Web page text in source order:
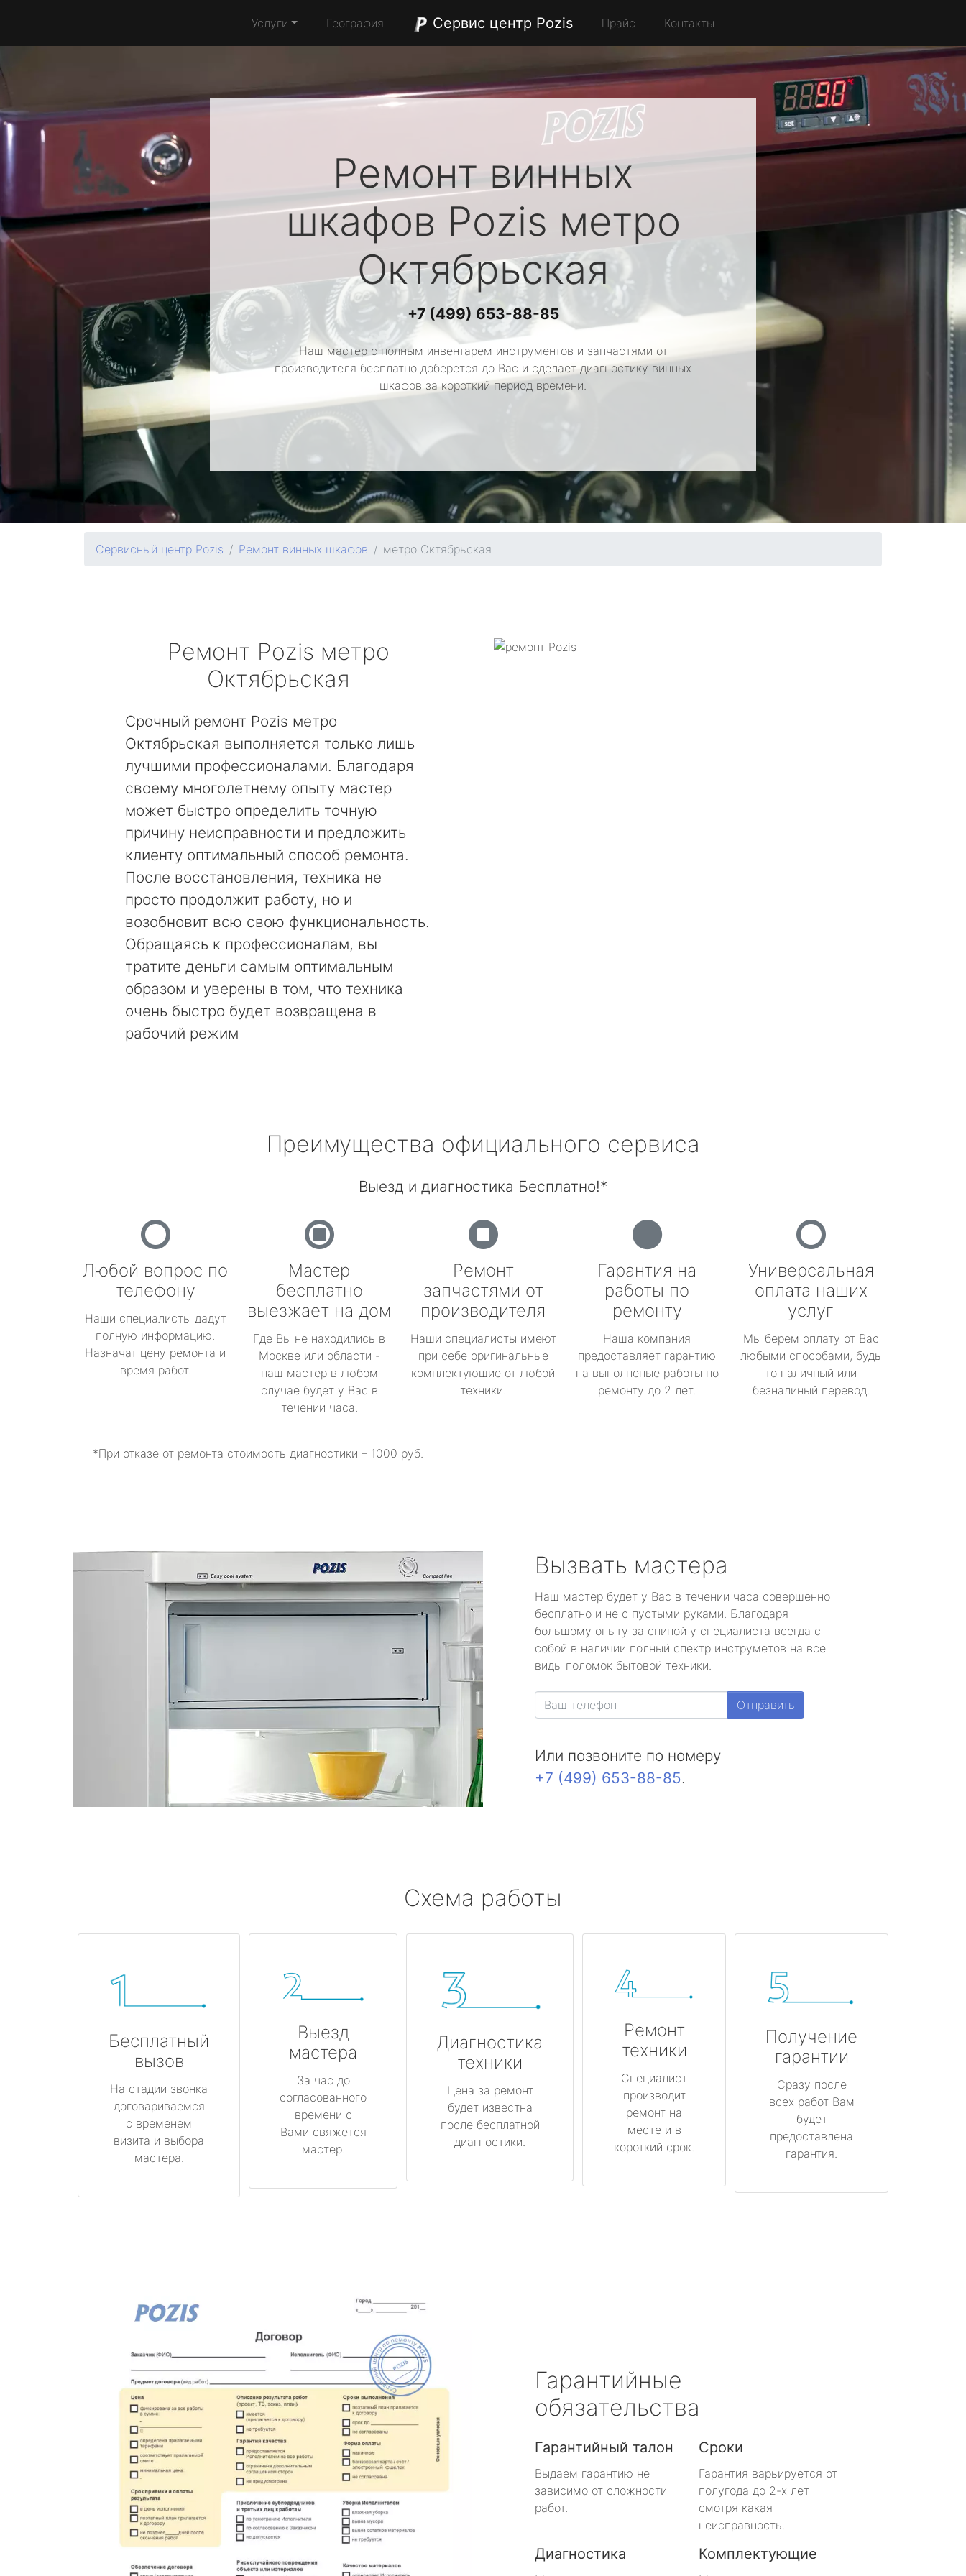
Услуги География Сервис центр Pozis Прайс Контакты
Ремонт винных
шкафов Pozis метро
Октябрьская
+7 (499) 653-88-85
Наш мастер с полным инвентарем инструментов и запчастями от
производителя бесплатно доберется до Вас и сделает диагностику винных
шкафов за короткий период времени.
Сервисный центр Pozis Ремонт винных шкафов метро Октябрьская
Ремонт Pozis метро
Октябрьская
Срочный ремонт Pozis метро
Октябрьская выполняется только лишь
лучшими профессионалами. Благодаря
своему многолетнему опыту мастер
может быстро определить точную
причину неисправности и предложить
клиенту оптимальный способ ремонта.
После восстановления, техника не
просто продолжит работу, но и
возобновит всю свою функциональность.
Обращаясь к профессионалам, вы
тратите деньги самым оптимальным
образом и уверены в том, что техника
очень быстро будет возвращена в
рабочий режим
Преимущества официального сервиса
Выезд и диагностика Бесплатно!*
Любой вопрос по
телефону
Наши специалисты дадут
полную информацию.
Назначат цену ремонта и
время работ.
Мастер
бесплатно
выезжает на дом
Где Вы не находились в
Москве или области -
наш мастер в любом
случае будет у Вас в
течении часа.
Ремонт
запчастями от
производителя
Наши специалисты имеют
при себе оригинальные
комплектующие от любой
техники.
Гарантия на
работы по
ремонту
Наша компания
предоставляет гарантию
на выполненые работы по
ремонту до 2 лет.
Универсальная
оплата наших
услуг
Мы берем оплату от Вас
любыми способами, будь
то наличный или
безналиный перевод.
*При отказе от ремонта стоимость диагностики – 1000 руб.
Вызвать мастера
Наш мастер будет у Вас в течении часа совершенно
бесплатно и не с пустыми руками. Благодаря
большому опыту за спиной у специалиста всегда с
собой в наличии полный спектр инструметов на все
виды поломок бытовой техники.
Отправить
Или позвоните по номеру
+7 (499) 653-88-85.
Схема работы
Бесплатный
вызов
На стадии звонка
договариваемся
с временем
визита и выбора
мастера.
Выезд
мастера
За час до
согласованного
времени с
Вами свяжется
мастер.
Диагностика
техники
Цена за ремонт
будет известна
после бесплатной
диагностики.
Ремонт
техники
Специалист
производит
ремонт на
месте и в
короткий срок.
Получение
гарантии
Сразу после
всех работ Вам
будет
предоставлена
гарантия.
Гарантийные
обязательства
Гарантийный талон
Выдаем гарантию не
зависимо от сложности
работ.
Сроки
Гарантия варьируется от
полугода до 2-х лет
смотря какая
неисправность.
Диагностика Комплектующие